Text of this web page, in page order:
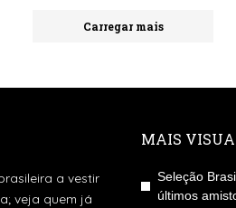
Carregar mais
a vestir
veja quem já
MAIS
Seleção
últimos